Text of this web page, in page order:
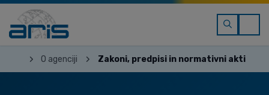
O agenciji Zakoni, predpisi in normativni akti